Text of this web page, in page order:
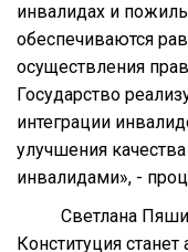
инвалидах и
обеспечиваются
осуществления
Государство
интеграции
улучшения
инвалидами», -
Светлана
Конституция